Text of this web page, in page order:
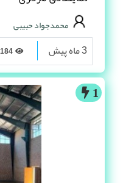
محمدجواد حبیبی
3 ماه پیش
1